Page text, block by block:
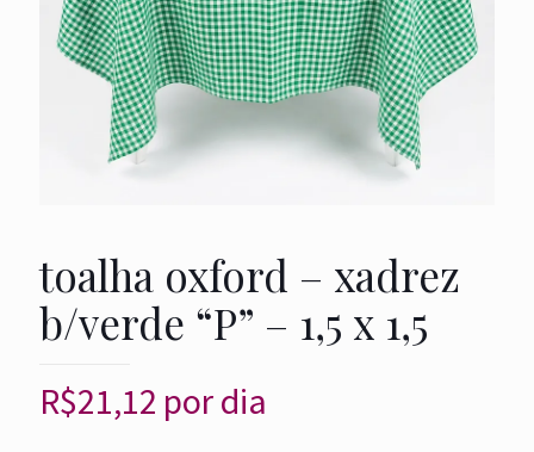
toalha oxford – xadrez
b/verde “P” – 1,5 x 1,5
R$21,12 por dia